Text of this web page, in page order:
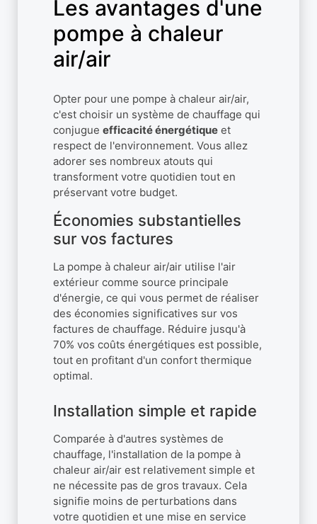
Les avantages d'une
pompe à chaleur
air/air
Opter pour une pompe à chaleur air/air,
c'est choisir un système de chauffage qui
conjugue efficacité énergétique et
respect de l'environnement. Vous allez
adorer ses nombreux atouts qui
transforment votre quotidien tout en
préservant votre budget.
Économies substantielles
sur vos factures
La pompe à chaleur air/air utilise l'air
extérieur comme source principale
d'énergie, ce qui vous permet de réaliser
des économies significatives sur vos
factures de chauffage. Réduire jusqu'à
70% vos coûts énergétiques est possible,
tout en profitant d'un confort thermique
optimal.
Installation simple et rapide
Comparée à d'autres systèmes de
chauffage, l'installation de la pompe à
chaleur air/air est relativement simple et
ne nécessite pas de gros travaux. Cela
signifie moins de perturbations dans
votre quotidien et une mise en service